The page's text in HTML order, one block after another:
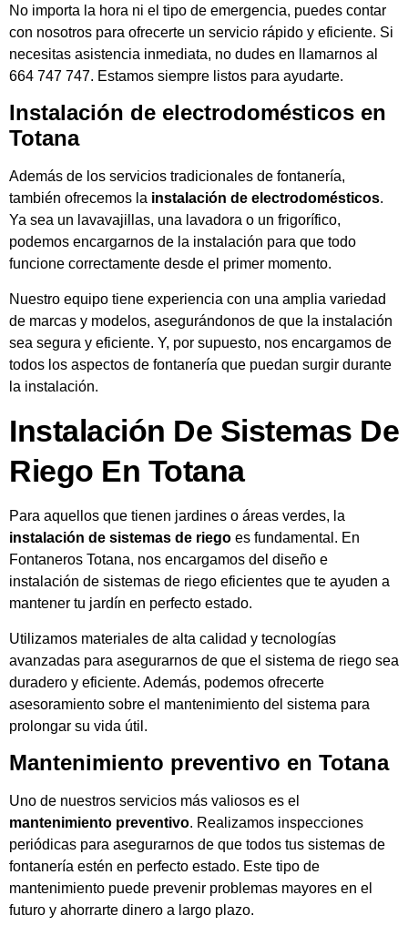
No importa la hora ni el tipo de emergencia, puedes contar
con nosotros para ofrecerte un servicio rápido y eficiente. Si
necesitas asistencia inmediata, no dudes en llamarnos al
664 747 747. Estamos siempre listos para ayudarte.
Instalación de electrodomésticos en
Totana
Además de los servicios tradicionales de fontanería,
también ofrecemos la instalación de electrodomésticos.
Ya sea un lavavajillas, una lavadora o un frigorífico,
podemos encargarnos de la instalación para que todo
funcione correctamente desde el primer momento.
Nuestro equipo tiene experiencia con una amplia variedad
de marcas y modelos, asegurándonos de que la instalación
sea segura y eficiente. Y, por supuesto, nos encargamos de
todos los aspectos de fontanería que puedan surgir durante
la instalación.
Instalación De Sistemas De
Riego En Totana
Para aquellos que tienen jardines o áreas verdes, la
instalación de sistemas de riego es fundamental. En
Fontaneros Totana, nos encargamos del diseño e
instalación de sistemas de riego eficientes que te ayuden a
mantener tu jardín en perfecto estado.
Utilizamos materiales de alta calidad y tecnologías
avanzadas para asegurarnos de que el sistema de riego sea
duradero y eficiente. Además, podemos ofrecerte
asesoramiento sobre el mantenimiento del sistema para
prolongar su vida útil.
Mantenimiento preventivo en Totana
Uno de nuestros servicios más valiosos es el
mantenimiento preventivo. Realizamos inspecciones
periódicas para asegurarnos de que todos tus sistemas de
fontanería estén en perfecto estado. Este tipo de
mantenimiento puede prevenir problemas mayores en el
futuro y ahorrarte dinero a largo plazo.